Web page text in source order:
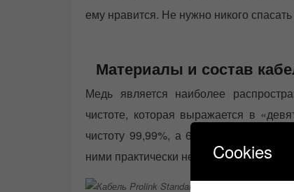
ему нравится. Не нужно никого
Материалы и состав
Медь является наиболее
чистоте, которая выражается в
чистоту 99,99%, а 6 девяток —
ними практически невозможно.
Cookies